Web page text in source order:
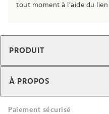
tout moment à l’aide du
PRODUIT
À PROPOS
Paiement sécurisé